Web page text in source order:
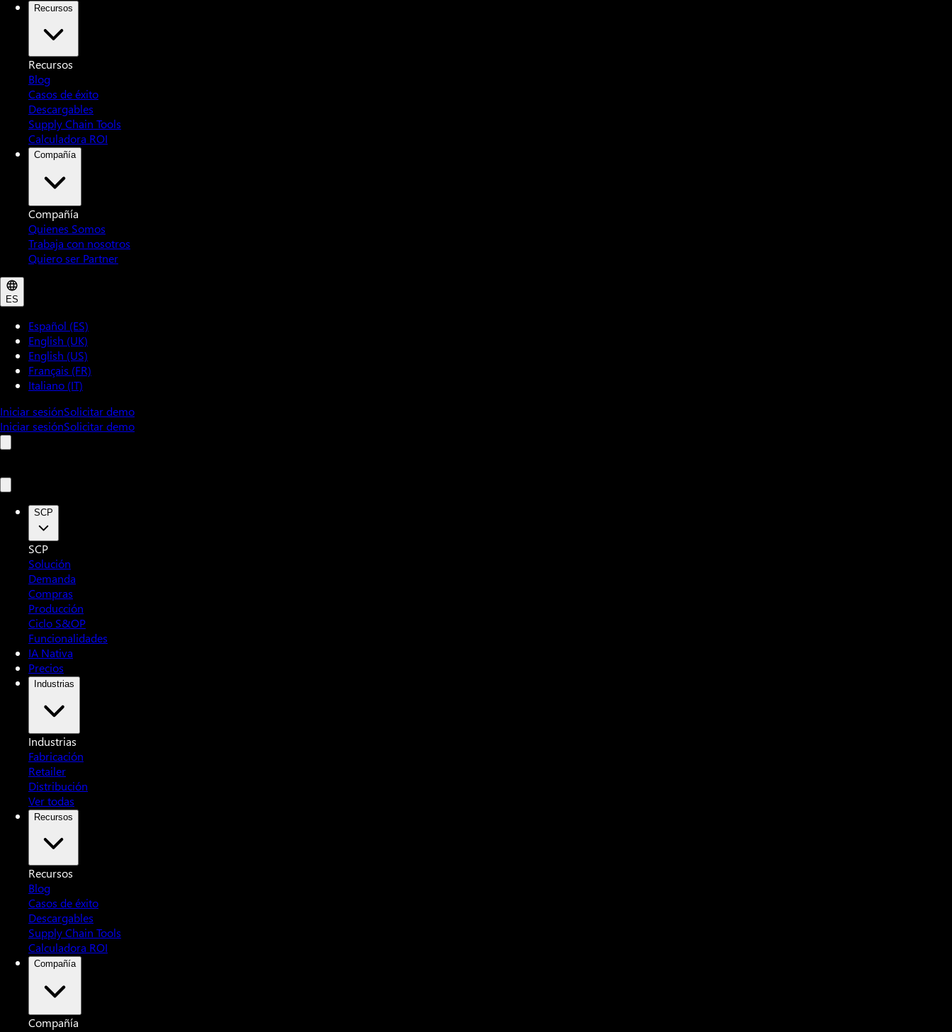
Recursos
Recursos
Blog
Casos de éxito
Descargables
Supply Chain Tools
Calculadora ROI
Compañía
Compañía
Quienes Somos
Trabaja con nosotros
Quiero ser Partner
ES
Español (ES)
English (UK)
English (US)
Français (FR)
Italiano (IT)
Iniciar sesiónSolicitar demo
Iniciar sesiónSolicitar demo
SCP
SCP
Solución
Demanda
Compras
Producción
Ciclo S&OP
Funcionalidades
IA Nativa
Precios
Industrias
Industrias
Fabricación
Retailer
Distribución
Ver todas
Recursos
Recursos
Blog
Casos de éxito
Descargables
Supply Chain Tools
Calculadora ROI
Compañía
Compañía